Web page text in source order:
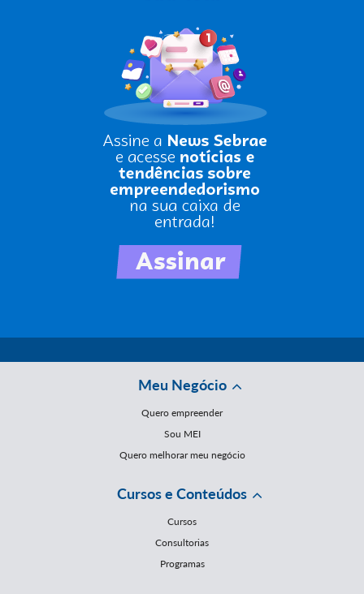
Meu Negócio
Quero empreender
Sou MEI
Quero melhorar meu negócio
Cursos e Conteúdos
Cursos
Consultorias
Programas